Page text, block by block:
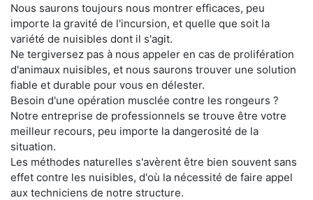
Nous saurons toujours nous montrer efficaces, peu
importe la gravité de l'incursion, et quelle que soit la
variété de nuisibles dont il s'agit.
Ne tergiversez pas à nous appeler en cas de prolifération
d'animaux nuisibles, et nous saurons trouver une solution
fiable et durable pour vous en délester.
Besoin d'une opération musclée contre les rongeurs ?
Notre entreprise de professionnels se trouve être votre
meilleur recours, peu importe la dangerosité de la
situation.
Les méthodes naturelles s'avèrent être bien souvent sans
effet contre les nuisibles, d'où la nécessité de faire appel
aux techniciens de notre structure.